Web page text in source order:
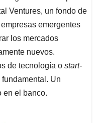
Ventures, un fondo de
emergentes
los mercados
nuevos.
de tecnología o start-
Un
en el banco.